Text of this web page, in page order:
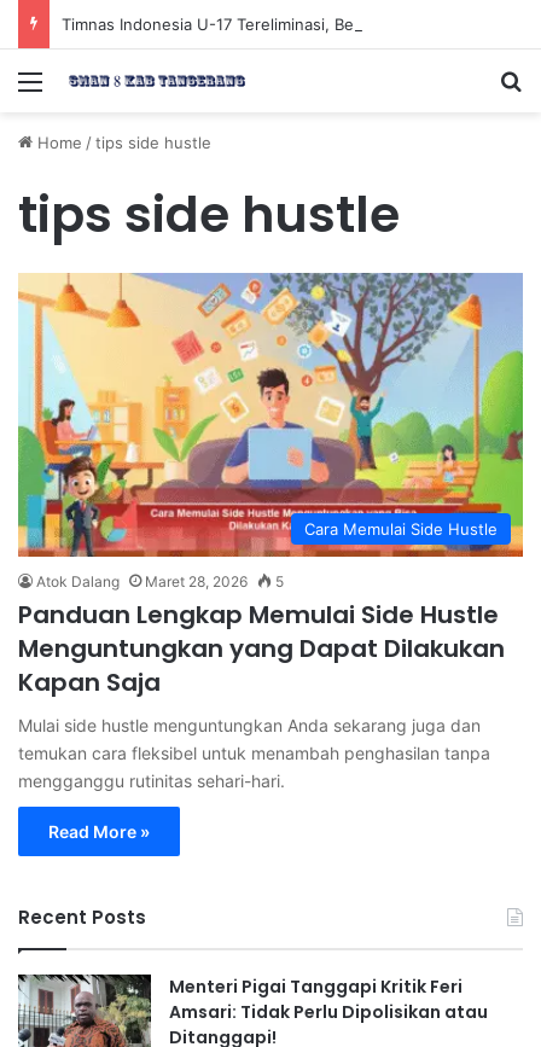
Menu
Home /tips side hustle
tips side hustle
Cara Memulai Side Hustle
Atok Dalang Maret 28, 2026 5
Panduan Lengkap Memulai Side Hustle
Menguntungkan yang Dapat Dilakukan
Kapan Saja
Mulai side hustle menguntungkan Anda sekarang juga dan
temukan cara fleksibel untuk menambah penghasilan tanpa
mengganggu rutinitas sehari-hari.
Read More »
Recent Posts
Menteri Pigai Tanggapi Kritik Feri
Amsari: Tidak Perlu Dipolisikan atau
Ditanggapi!